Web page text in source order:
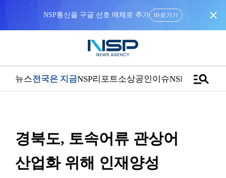
NSP통신을 구글 선호 매체로 추가 바로가기 close
뉴스전국은 지금NSP리포트소상공인이슈NSPTVmanage_search
경북도, 토속어류 관상어
산업화 위해 인재양성